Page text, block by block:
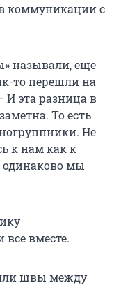
коммуникации с
называли, еще
то перешли на
эта разница в
То есть
Не
к нам как к
одинаково мы
вместе.
швы между